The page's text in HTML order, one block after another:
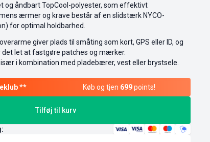
og åndbart TopCool-polyester, som effektivt
ærmer og krave består af en slidstærk NYCO-
for optimal holdbarhed.
giver plads til småting som kort, GPS eller ID, og
let at fastgøre patches og mærker.
i kombination med pladebærer, vest eller brystsele.
Køb og tjen 699points!
Tilføj til kurv